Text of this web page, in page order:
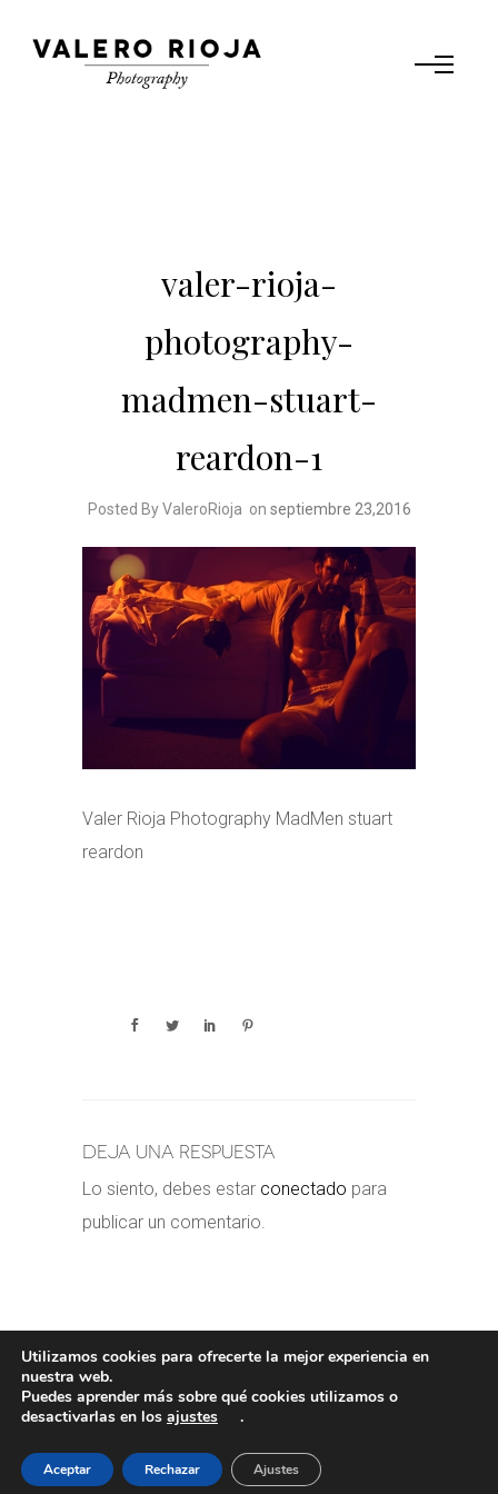
valer-rioja-
photography-
madmen-stuart-
reardon-1
Posted By ValeroRioja on septiembre 23,2016
Valer Rioja Photography MadMen stuart
reardon
Deja una respuesta
Lo siento, debes estar conectado para
publicar un comentario.
POLÍTICA DE COOKIES - POLÍTICA
VALERORIOJA
Utilizamos cookies para ofrecerte la mejor experiencia en
nuestra web.
Puedes aprender más sobre qué cookies utilizamos o
desactivarlas en los ajustes .
Aceptar Rechazar Ajustes